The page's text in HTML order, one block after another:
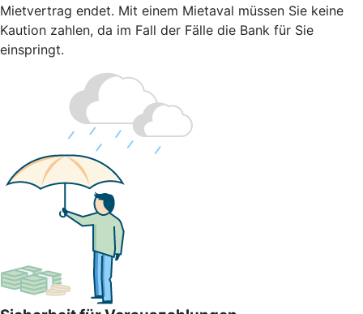
Mietvertrag endet. Mit einem Mietaval müssen Sie keine
Kaution zahlen, da im Fall der Fälle die Bank für Sie
einspringt.